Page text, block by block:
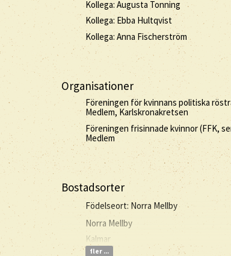
Kollega: Augusta Tonning
Kollega: Ebba Hultqvist
Kollega: Anna Fischerström
Organisationer
Föreningen för kvinnans politiska
Medlem, Karlskronakretsen
Föreningen frisinnade kvinnor (FFK,
Medlem
Bostadsorter
Födelseort: Norra Mellby
Norra Mellby
Kalmar
fler ...